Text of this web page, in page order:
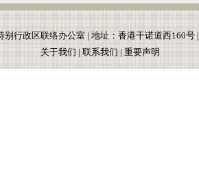
行政区联络办公室 | 地址：香港干诺道西160号 |
关于我们 |联系我们|重要声明